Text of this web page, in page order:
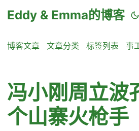
Eddy & Emma的博客
博客文章 文章分类 标签列表 事
冯小刚周立波
个山寨火枪手